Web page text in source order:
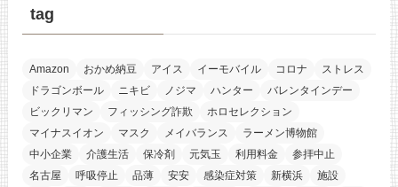
tag
Amazon おかめ納豆 アイス イーモバイル コロナ
ストレス
ドラゴンボール
ニキビ ノジマ ハンター
バレンタインデー
ビックリマン
フィッシング詐欺
ホロセレクション
マイナスイオン
マスク メイバランス
ラーメン博物館
中小企業
介護生活 保冷剤 元気玉 利用料金
参拝中止
名古屋
呼吸停止 品薄 安安 感染症対策 新横浜
施設